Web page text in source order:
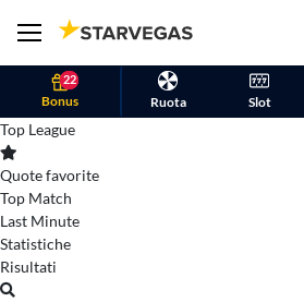
22
Bonus Ruota Slot
Top League
Quote favorite
Top Match
Last Minute
Statistiche
Risultati